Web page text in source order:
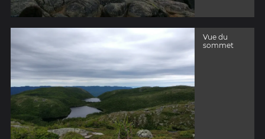
Vue du
sommet